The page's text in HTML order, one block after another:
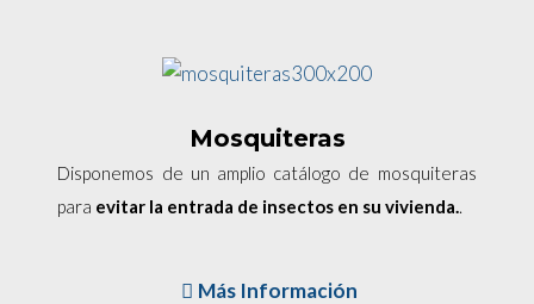
Mosquiteras
Disponemos de un amplio catálogo de mosquiteras
para evitar la entrada de insectos en su vivienda..
Más Información